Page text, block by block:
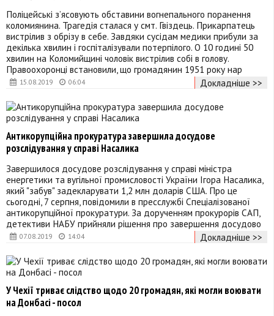
15.08.2019 06:04
Поліцейські з’ясовують обставини вогнепального поранення
коломиянина. Трагедія сталася у смт. Гвіздець. Прикарпатець
вистрілив з обрізу в себе. Завдяки сусідам медики прибули за
декілька хвилин і госпіталізували потерпілого. О 10 годині 50
хвилин на Коломийщині чоловік вистрілив собі в голову.
Правоохоронці встановили, що громадянин 1951 року нар
Докладніше >>
07.08.2019 14:04
Антикорупційна прокуратура завершила досудове
розслідування у справі Насалика
Завершилося досудове розслідування у справі міністра
енергетики та вугільної промисловості України Ігора Насалика,
який "забув" задекларувати 1,2 млн доларів США. Про це
сьогодні, 7 серпня, повідомили в пресслужбі Спеціалізованої
антикорупційної прокуратури. За дорученням прокурорів САП,
детективи НАБУ прийняли рішення про завершення досудово
Докладніше >>
У Чехії триває слідство щодо 20 громадян, які могли воювати
на Донбасі - посол